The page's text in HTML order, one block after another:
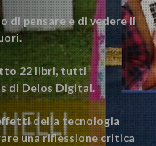
di pensare e di vedere il
22 libri, tutti
di Delos Digital.
della tecnologia
una riflessione critica